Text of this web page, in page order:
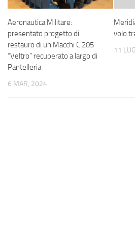
Aeronautica Militare:
presentato progetto di
restauro di un Macchi C.205
“Veltro” recuperato a largo di
Pantelleria
6 MAR, 2024
volo
11